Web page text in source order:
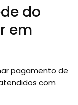
do
em
pagamento de
com